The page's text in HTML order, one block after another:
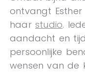
ontvangt
haar studio.
aandacht en
persoonlijke
wensen van de